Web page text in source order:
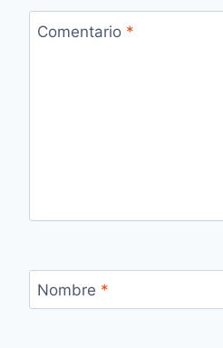
Comentario *
Nombre *